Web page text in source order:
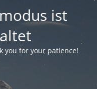
ist
you for your patience!